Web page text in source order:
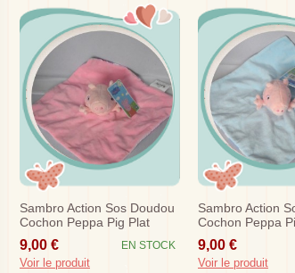
Sambro Action Sos Doudou
Cochon Peppa Pig Plat
Rose Peppa
9,00 € EN STOCK
Voir le produit
Sambro Action
Cochon Peppa
George
9,00 €
Voir le produit